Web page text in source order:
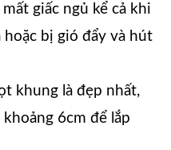
giấc ngủ kể cả khi
hoặc bị gió đẩy và hút
khung là đẹp nhất,
6cm để lắp